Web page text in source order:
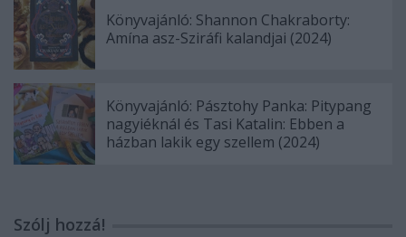
Könyvajánló: Shannon Chakraborty:
Amína asz-Sziráfi kalandjai (2024)
Könyvajánló: Pásztohy Panka: Pitypang
nagyiéknál és Tasi Katalin: Ebben a
házban lakik egy szellem (2024)
Szólj hozzá!